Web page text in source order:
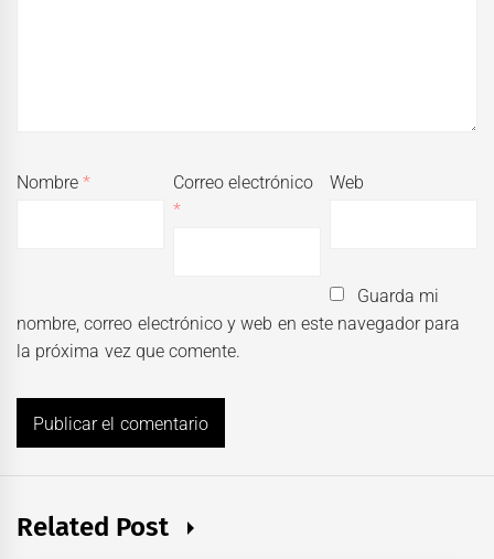
Nombre*
Correo electrónico
*
Web
Guarda mi
nombre, correo electrónico y web en este navegador para
la próxima vez que comente.
Related Post